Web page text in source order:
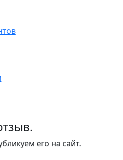
его на сайт.